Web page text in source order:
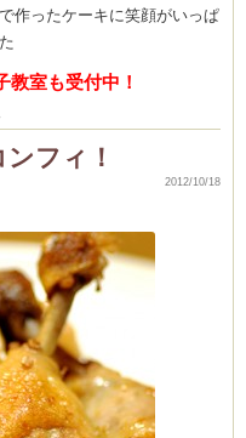
作ったケーキに笑顔がいっぱ
教室も受付中！
フィ！
2012/10/18